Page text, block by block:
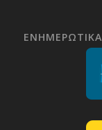
ΕΝΗΜΕΡΩΤΙΚΑ